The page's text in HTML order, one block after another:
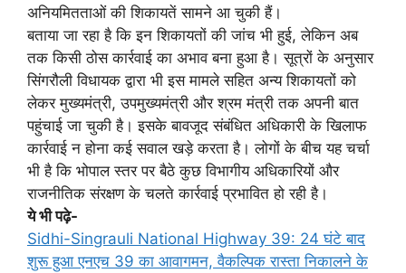
अनियमितताओं की शिकायतें सामने आ चुकी हैं।
बताया जा रहा है कि इन शिकायतों की जांच भी हुई, लेकिन अब
तक किसी ठोस कार्रवाई का अभाव बना हुआ है। सूत्रों के अनुसार
सिंगरौली विधायक द्वारा भी इस मामले सहित अन्य शिकायतों को
लेकर मुख्यमंत्री, उपमुख्यमंत्री और श्रम मंत्री तक अपनी बात
पहुंचाई जा चुकी है। इसके बावजूद संबंधित अधिकारी के खिलाफ
कार्रवाई न होना कई सवाल खड़े करता है। लोगों के बीच यह चर्चा
भी है कि भोपाल स्तर पर बैठे कुछ विभागीय अधिकारियों और
राजनीतिक संरक्षण के चलते कार्रवाई प्रभावित हो रही है।
ये भी पढ़े-
Sidhi-Singrauli National Highway 39: 24 घंटे बाद
शुरू हुआ एनएच 39 का आवागमन, वैकल्पिक रास्ता निकालने के